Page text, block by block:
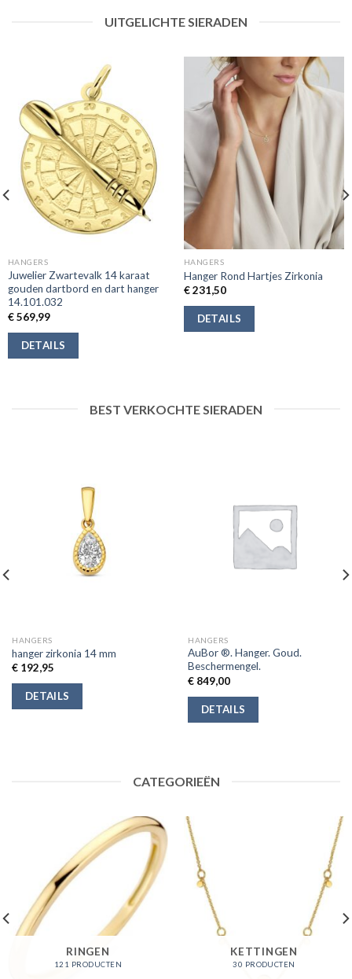
UITGELICHTE SIERADEN
HANGERS
Juwelier Zwartevalk 14 karaat
gouden dartbord en dart hanger
14.101.032
€569,99
DETAILS
HANGERS
Hanger Rond Hartjes Zirkonia
€231,50
DETAILS
BEST VERKOCHTE SIERADEN
HANGERS
hanger zirkonia 14 mm
€ 192,95
DETAILS
HANGERS
AuBor ®. Hanger. Goud.
Beschermengel.
€ 849,00
DETAILS
CATEGORIEËN
RINGEN
121 PRODUCTEN
KETTINGEN
30 PRODUCTEN